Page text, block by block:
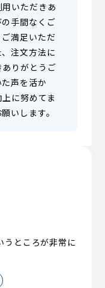
いただきあ
手間なくご
満足いただ
注文方法に
りがとうご
声を活か
に努めてま
いします。
うところが非常に